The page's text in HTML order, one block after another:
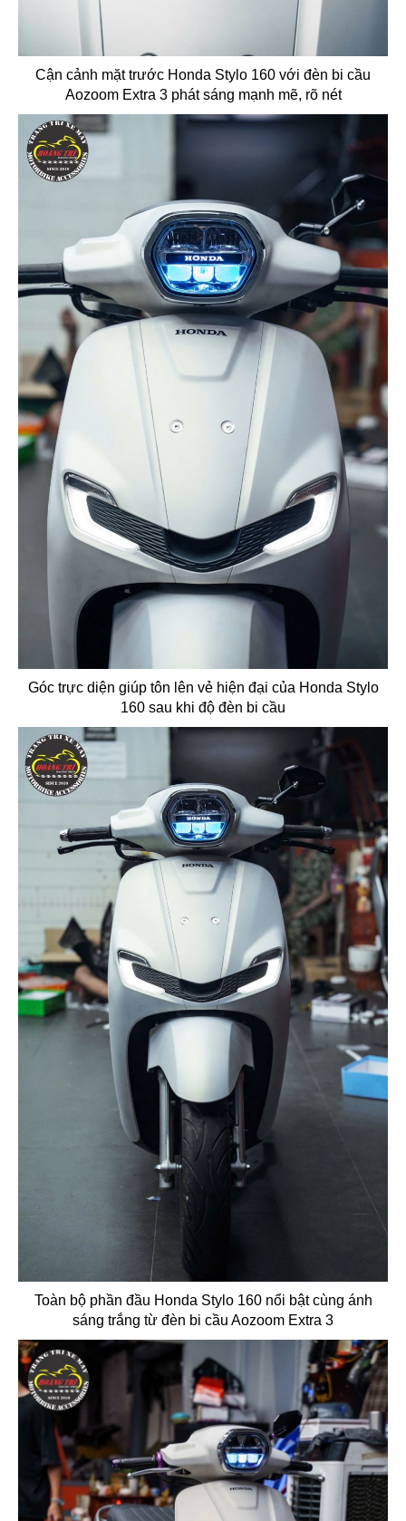
Cận cảnh mặt trước Honda Stylo 160 với đèn bi cầu
Aozoom Extra 3 phát sáng mạnh mẽ, rõ nét
Góc trực diện giúp tôn lên vẻ hiện đại của Honda Stylo
160 sau khi độ đèn bi cầu
Toàn bộ phần đầu Honda Stylo 160 nổi bật cùng ánh
sáng trắng từ đèn bi cầu Aozoom Extra 3